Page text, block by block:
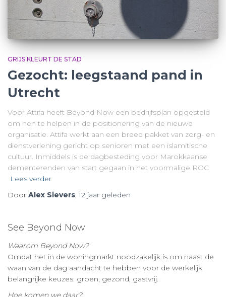
GRIJS KLEURT DE STAD
Gezocht: leegstaand pand in
Utrecht
Voor Attifa heeft Beyond Now een bedrijfsplan opgesteld
om hen te helpen in de positionering van de nieuwe
organisatie. Attifa werkt aan een breed pakket van zorg- en
dienstverlening gericht op senioren met een islamitische
cultuur. Inmiddels is de dagbesteding voor Marokkaanse
dementerenden van start gegaan in het voormalige ROC
Lees verder
Door Alex Sievers,12 jaar geleden
See Beyond Now
Waarom Beyond Now?
Omdat het in de woningmarkt noodzakelijk is om naast de
waan van de dag aandacht te hebben voor de werkelijk
belangrijke keuzes: groen, gezond, gastvrij.
Hoe komen we daar?